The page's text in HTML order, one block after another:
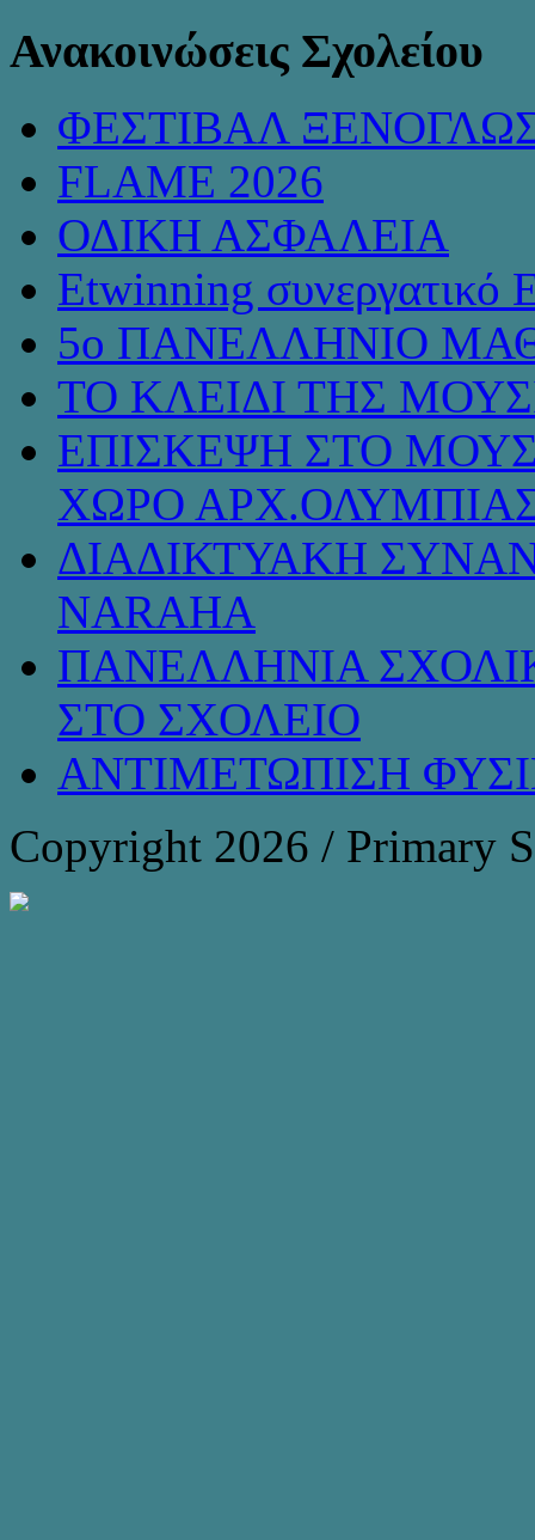
Ανακοινώσεις Σχολείου
ΦΕΣΤΙΒΑΛ
FLAME 2026
ΟΔΙΚΗ ΑΣΦΑΛΕΙΑ
Etwinning συνεργατικό
5ο ΠΑΝΕΛΛΗΝΙΟ
ΤΟ ΚΛΕΙΔΙ ΤΗΣ
ΕΠΙΣΚΕΨΗ ΣΤΟ
ΧΩΡΟ
ΔΙΑΔΙΚΤΥΑΚΗ
NARAHA
ΠΑΝΕΛΛΗΝΙΑ
ΣΤΟ ΣΧΟΛΕΙΟ
ΑΝΤΙΜΕΤΩΠΙΣΗ
Copyright 2026 / Primary